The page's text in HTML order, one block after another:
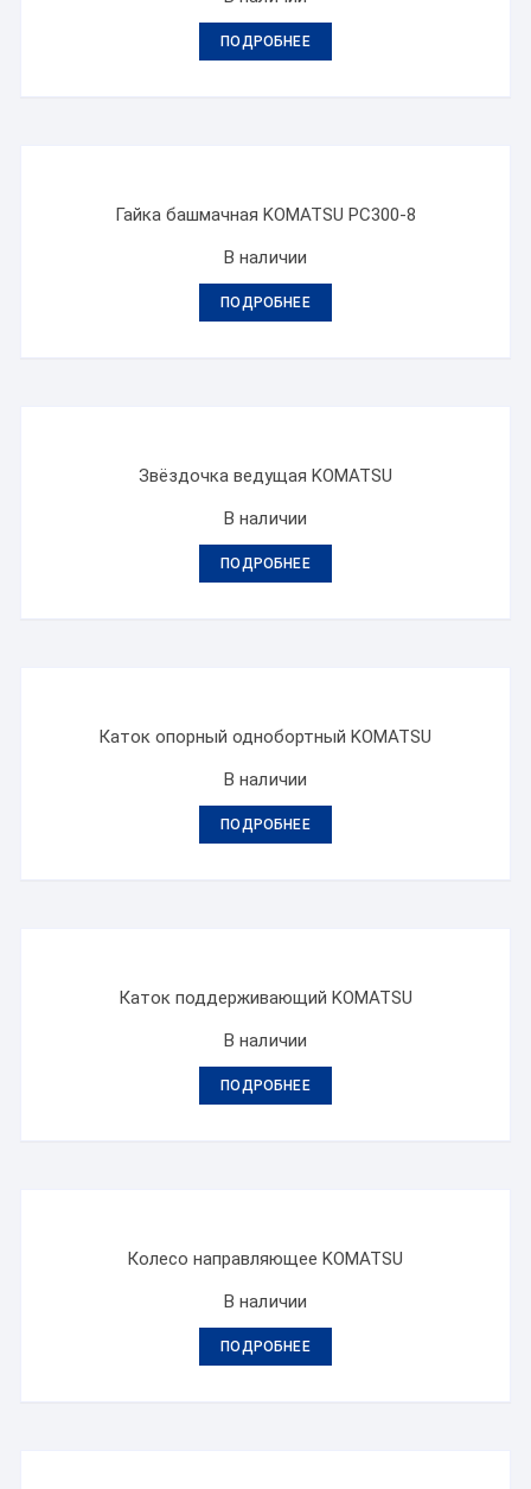
ПОДРОБНЕЕ
Гайка башмачная KOMATSU PC300-8
В наличии
ПОДРОБНЕЕ
Звёздочка ведущая KOMATSU
В наличии
ПОДРОБНЕЕ
Каток опорный однобортный KOMATSU
В наличии
ПОДРОБНЕЕ
Каток поддерживающий KOMATSU
В наличии
ПОДРОБНЕЕ
Колесо направляющее KOMATSU
В наличии
ПОДРОБНЕЕ